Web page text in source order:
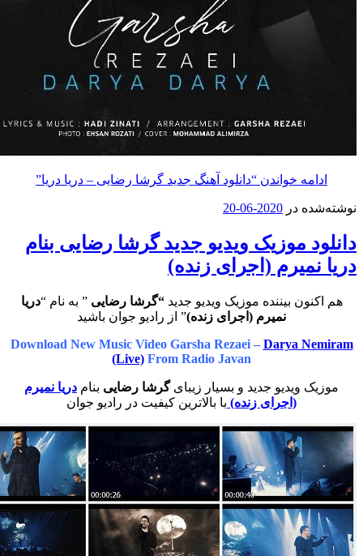
خواندن“دانلود آهنگ جدید گرشا رضایی – دریا دریا”
در 2020-06-20
موزیک ویدیو جدید گرشا رضایی بنام
(اجرای زنده)
بیننده موزیک ویدیو جدید“گرشا رضایی” به نام “ دریا
نمیرم (اجرای زنده)” از رادیو جوان باشید
Download New Music Video Garsha Rezaei –Darya
(Live)From Radio Javan
ویدیو جدید و بسیار زیبایگرشا رضاییبنامدریا نمیرم
(اجرای زنده) با بالاترین کیفیت در رادیو جوان